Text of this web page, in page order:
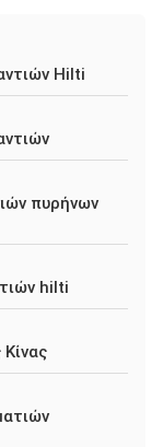
Hilti
πυρήνων
hilti